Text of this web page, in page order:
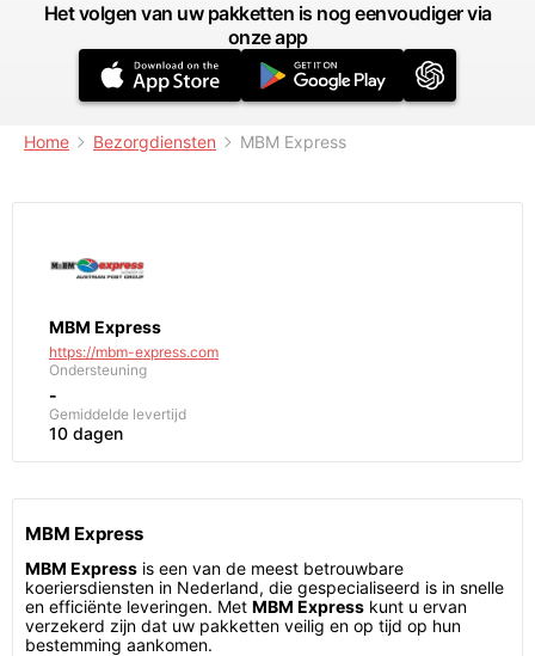
Het volgen van uw pakketten is nog eenvoudiger via
onze app
Home Bezorgdiensten MBM Express
MBM Express
https://mbm-express.com
Ondersteuning
-
Gemiddelde levertijd
10 dagen
MBM Express
MBM Express is een van de meest betrouwbare
koeriersdiensten in Nederland, die gespecialiseerd is in snelle
en efficiënte leveringen. Met MBM Express kunt u ervan
verzekerd zijn dat uw pakketten veilig en op tijd op hun
bestemming aankomen.